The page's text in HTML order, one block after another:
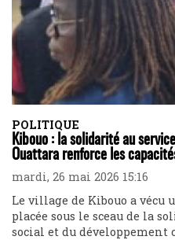
POLITIQUE
Kibouo : la solidarité au
Ouattara renforce les
mardi, 26 mai 2026 15:16
Le village de Kibouo a vécu
placée sous le sceau de la
social et du développement